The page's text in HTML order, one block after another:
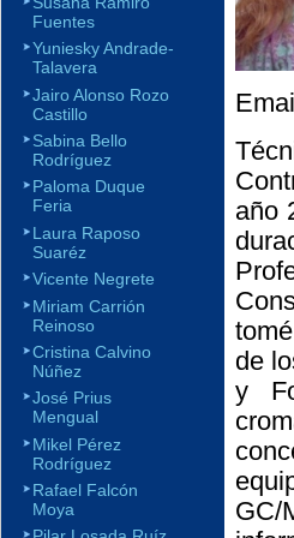
año
de
y
GC/
Fuentes
Yuniesky Andrade-
Talavera
Jairo Alonso Rozo
Castillo
Sabina Bello
Rodríguez
Paloma Duque
Feria
Laura Raposo
Suaréz
Vicente Negrete
Miriam Carrión
Reinoso
Cristina Calvino
Núñez
José Prius
Mengual
Mikel Pérez
Rodríguez
Rafael Falcón
Moya